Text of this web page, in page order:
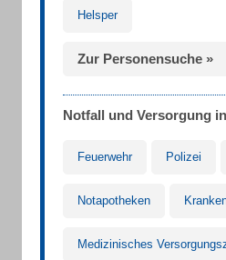
Helsper
Zur Personensuche »
Notfall und Versorgung
Feuerwehr Polizei
Notapotheken
Medizinisches